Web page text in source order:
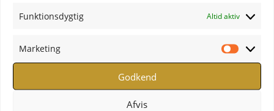
Funktionsdygtig Altid aktiv
Marketing
Godkend
Afvis
YOGA uddannelse - læs mere
YOGA Retreats